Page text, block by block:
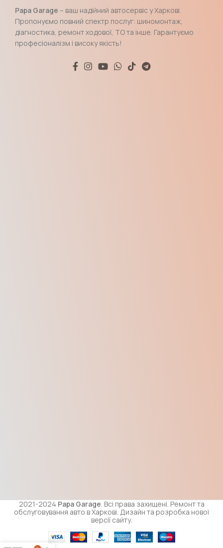
Papa Garage – ваш надійний автосервіс у Харкові.
Пропонуємо повний спектр послуг: шиномонтаж,
діагностика, ремонт ходової, ТО та інше. Гарантуємо
професіоналізм і високу якість!
2021-2024 Papa Garage. Всі права захищені. Ремонт та
обслуговування авто в Харкові. Дизайн та розробка нової
версії сайту.